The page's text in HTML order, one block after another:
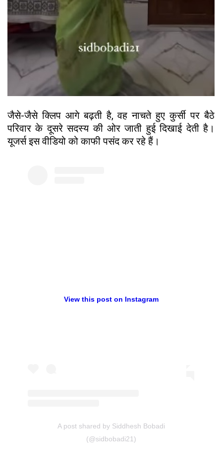
जैसे-जैसे क्लिप आगे बढ़ती है, वह नाचते हुए कुर्सी पर बैठे
परिवार के दूसरे सदस्य की ओर जाती हुई दिखाई देती है।
यूजर्स इस वीडियो को काफी पसंद कर रहे हैं।
View this post on Instagram
A post shared by Siddhesh Bobadi
(@sidbobadi21)